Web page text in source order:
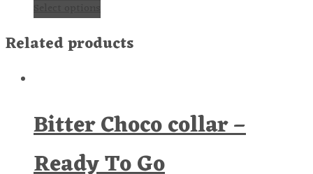
Related products
Bitter Choco collar –
Ready To Go